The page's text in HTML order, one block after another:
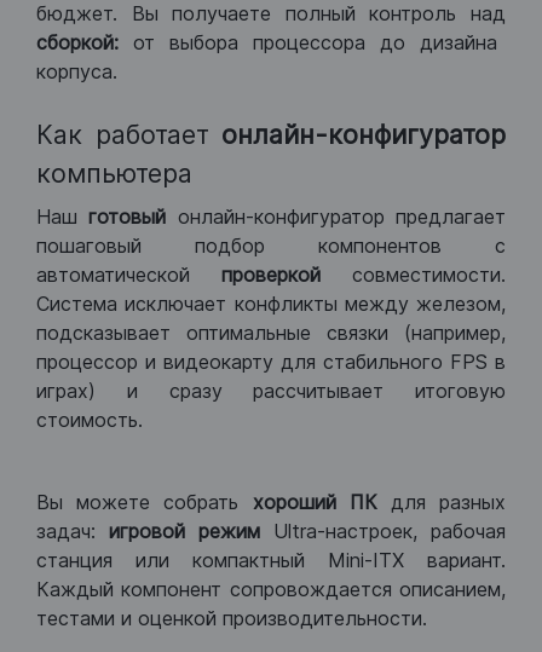
бюджет. Вы получаете полный контроль над
сборкой: от выбора процессора до дизайна
корпуса.
Как работает онлайн-конфигуратор
компьютера
Нашготовый онлайн-конфигуратор предлагает
пошаговый подбор компонентов с
автоматической проверкой совместимости.
Система исключает конфликты между железом,
подсказывает оптимальные связки (например,
процессор и видеокарту для стабильного FPS в
играх) и сразу рассчитывает итоговую
стоимость.
Вы можете собрать хороший ПКдля разных
задач: игровой режим Ultra-настроек, рабочая
станция или компактный Mini-ITX вариант.
Каждый компонент сопровождается описанием,
тестами и оценкой производительности.